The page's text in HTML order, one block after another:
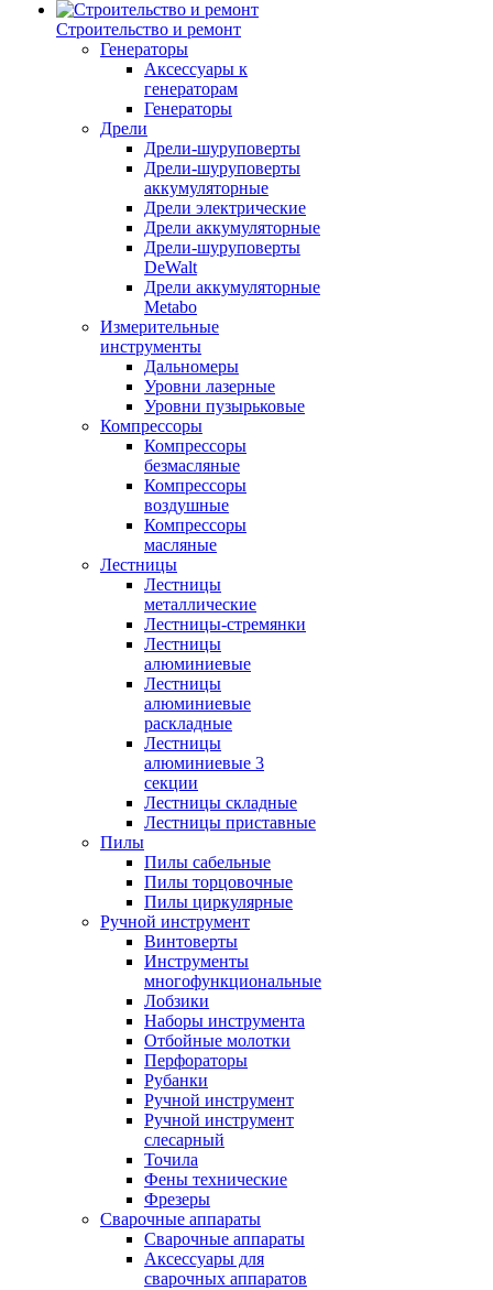
Строительство и ремонт
Генераторы
Аксессуары к
генераторам
Генераторы
Дрели
Дрели-шуруповерты
Дрели-шуруповерты
аккумуляторные
Дрели электрические
Дрели аккумуляторные
Дрели-шуруповерты
DeWalt
Дрели аккумуляторные
Metabo
Измерительные
инструменты
Дальномеры
Уровни лазерные
Уровни пузырьковые
Компрессоры
Компрессоры
безмасляные
Компрессоры
воздушные
Компрессоры
масляные
Лестницы
Лестницы
металлические
Лестницы-стремянки
Лестницы
алюминиевые
Лестницы
алюминиевые
раскладные
Лестницы
алюминиевые 3
секции
Лестницы складные
Лестницы приставные
Пилы
Пилы сабельные
Пилы торцовочные
Пилы циркулярные
Ручной инструмент
Винтоверты
Инструменты
многофункциональные
Лобзики
Наборы инструмента
Отбойные молотки
Перфораторы
Рубанки
Ручной инструмент
Ручной инструмент
слесарный
Точила
Фены технические
Фрезеры
Сварочные аппараты
Сварочные аппараты
Аксессуары для
сварочных аппаратов